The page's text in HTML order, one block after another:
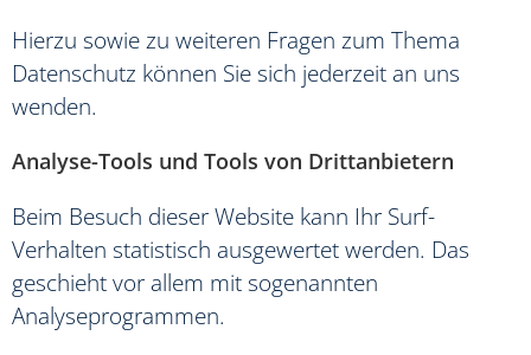
Hierzu sowie zu weiteren Fragen zum Thema
Datenschutz können Sie sich jederzeit an uns
wenden.
Analyse-Tools und Tools von Dritt­anbietern
Beim Besuch dieser Website kann Ihr Surf-
Verhalten statistisch ausgewertet werden. Das
geschieht vor allem mit sogenannten
Analyseprogrammen.